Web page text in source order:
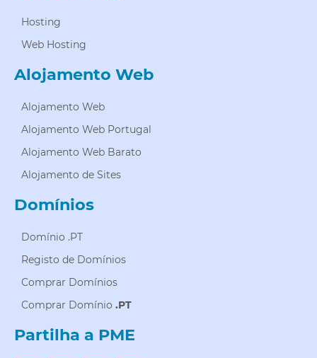
Hosting
Web Hosting
Alojamento Web
Alojamento Web
Alojamento Web Portugal
Alojamento Web Barato
Alojamento de Sites
Domínios
Domínio .PT
Registo de Domínios
Comprar Domínios
Comprar Domínio .PT
Partilha a PME